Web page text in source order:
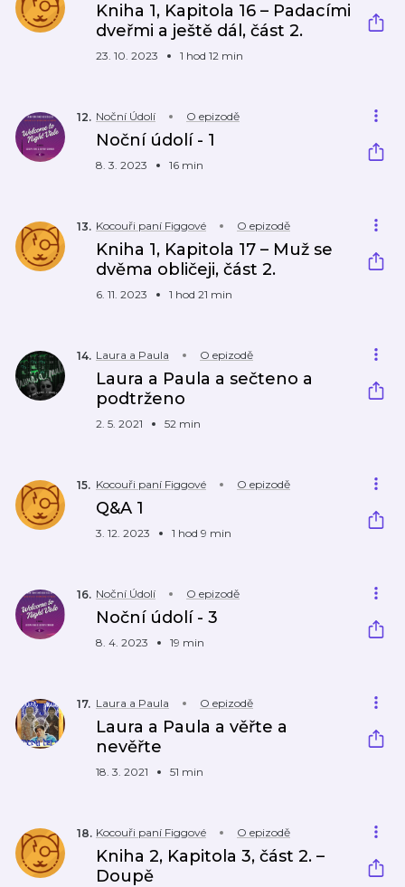
Kniha 1, Kapitola 16 – Padacími
dveřmi a ještě dál, část 2.
23. 10. 2023 1 hod 12 min
12. Noční Údolí O epizodě
Noční údolí - 1
8. 3. 2023 16 min
13. Kocouři paní Figgové O epizodě
Kniha 1, Kapitola 17 – Muž se
dvěma obličeji, část 2.
6. 11. 2023 1 hod 21 min
14. Laura a Paula O epizodě
Laura a Paula a sečteno a
podtrženo
2. 5. 2021 52 min
15. Kocouři paní Figgové O epizodě
Q&A 1
3. 12. 2023 1 hod 9 min
16. Noční Údolí O epizodě
Noční údolí - 3
8. 4. 2023 19 min
17. Laura a Paula O epizodě
Laura a Paula a věřte a
nevěřte
18. 3. 2021 51 min
18. Kocouři paní Figgové O epizodě
Kniha 2, Kapitola 3, část 2. –
Doupě